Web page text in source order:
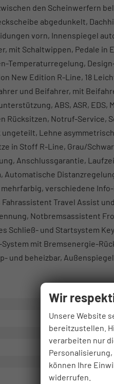
den Scheinwerfern
abgedunkelt,
vorn, Innenspiegel
mit Schaltwippen, Pedale in
Design-
New Edition R-Line, 18
und Beifahrer, mit
ABS, ASR, EDS,
Rücksitzen, Notruf-Service,
Lehne
in Stoff R-Line, Grau/
Anschlussgarantie,
Automatische
verschiedene
Travel Assist
Notbremsassistent
Schließ- und Startsystem
mit Bremsenergie-
und beheizbar,
Wir
Unsere Website
bereitzustellen.
verarbeiten nur
können Ihre
widerrufen.